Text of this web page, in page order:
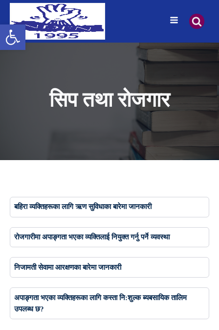
सिप तथा रोजगार
बहिरा व्यक्तिहरूका लागि ऋण सुविधाका बारेमा जानकारी
रोजगारीमा अपाङ्गता भएका व्यक्तिलाई नियुक्त गर्नु पर्ने व्यवस्था
निजामती सेवामा आरक्षणका बारेमा जानकारी
अपाङ्गता भएका व्यक्तिहरूका लागि कस्ता नि:शुल्क ब्यबसायिक तालिम
उपलब्ध छ?
उपकरणपट्टी खोल्नुहोस्